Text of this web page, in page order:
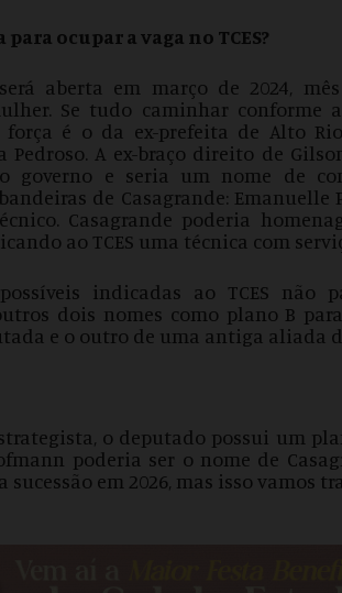
ocupar a vaga no TCES?
aberta em março de 2024,
Se tudo caminhar conforme
força é o da ex-prefeita de Alto
Pedroso. A ex-braço direito de
governo e seria um nome de
de Casagrande:
Casagrande poderia
ao TCES uma técnica com
indicadas ao TCES não
dois nomes como plano B
e o outro de uma antiga aliada
o deputado possui um
poderia ser o nome de
sucessão em 2026, mas isso vamos